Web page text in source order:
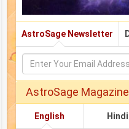
AstroSage Newsletter
AstroSage Magazine
English Hindi